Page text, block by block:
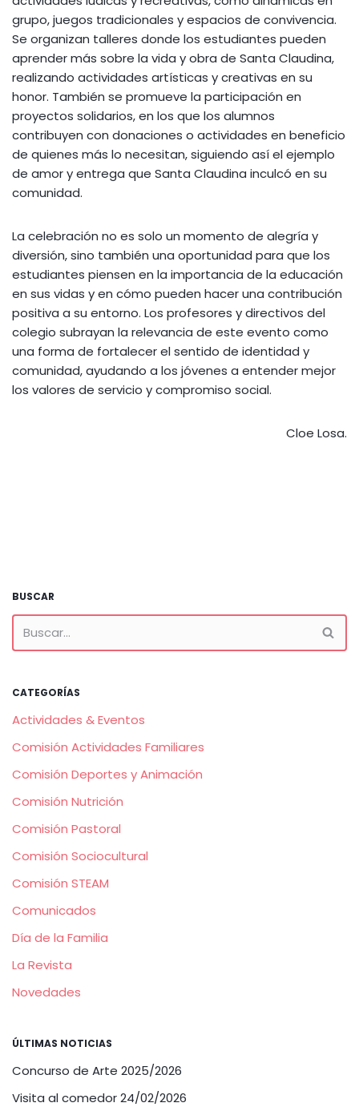
grupo, juegos tradicionales y espacios de convivencia.
Se organizan talleres donde los estudiantes pueden
aprender más sobre la vida y obra de Santa Claudina,
realizando actividades artísticas y creativas en su
honor. También se promueve la participación en
proyectos solidarios, en los que los alumnos
contribuyen con donaciones o actividades en beneficio
de quienes más lo necesitan, siguiendo así el ejemplo
de amor y entrega que Santa Claudina inculcó en su
comunidad.
La celebración no es solo un momento de alegría y
diversión, sino también una oportunidad para que los
estudiantes piensen en la importancia de la educación
en sus vidas y en cómo pueden hacer una contribución
positiva a su entorno. Los profesores y directivos del
colegio subrayan la relevancia de este evento como
una forma de fortalecer el sentido de identidad y
comunidad, ayudando a los jóvenes a entender mejor
los valores de servicio y compromiso social.
Cloe Losa.
BUSCAR
CATEGORÍAS
Actividades & Eventos
Comisión Actividades Familiares
Comisión Deportes y Animación
Comisión Nutrición
Comisión Pastoral
Comisión Sociocultural
Comisión STEAM
Comunicados
Día de la Familia
La Revista
Novedades
ÚLTIMAS NOTICIAS
Concurso de Arte 2025/2026
Visita al comedor 24/02/2026